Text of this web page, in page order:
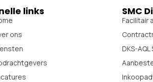
links
ons
SMC
Facilitair
DKS-